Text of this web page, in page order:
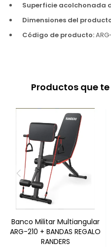
Superficie acolchonada
Dimensiones del
Código de producto:
Productos que
Banco Militar Multiangular
ARG-210 + BANDAS REGALO
RANDERS